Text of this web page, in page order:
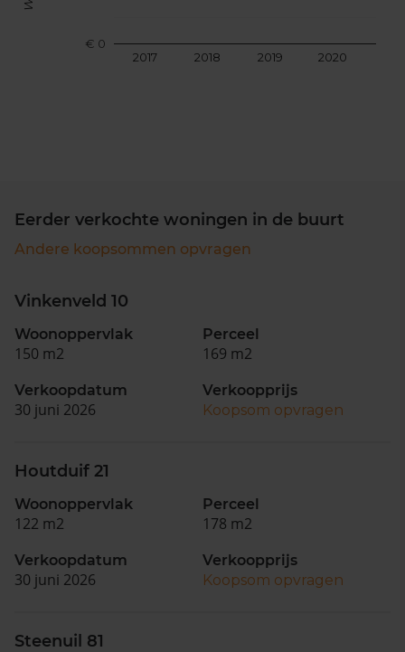
2017 2018 2019 2020
€ 0
Eerder verkochte woningen in de buurt
Andere koopsommen opvragen
Vinkenveld 10
Woonoppervlak
150 m2
Perceel
169 m2
Verkoopdatum
30 juni 2026
Verkoopprijs
Koopsom opvragen
Houtduif 21
Woonoppervlak
122 m2
Perceel
178 m2
Verkoopdatum
30 juni 2026
Verkoopprijs
Koopsom opvragen
Steenuil 81